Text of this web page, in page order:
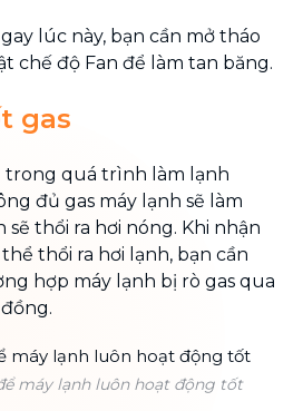
lúc này, bạn cần mở tháo
chế độ Fan để làm tan băng.
gas
trong quá trình làm lạnh
đủ gas máy lạnh sẽ làm
sẽ thổi ra hơi nóng. Khi nhận
thổi ra hơi lạnh, bạn cần
hợp máy lạnh bị rò gas qua
máy lạnh luôn hoạt động tốt